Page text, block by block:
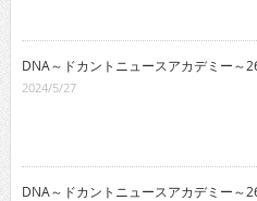
DNA～ドカントニュースアカデミー～
2024/5/27
DNA～ドカントニュースアカデミー～